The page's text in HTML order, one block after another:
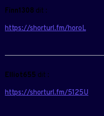
Finn1308 dit :
https://shorturl.fm/horoL
Elliot655 dit :
https://shorturl.fm/5125U